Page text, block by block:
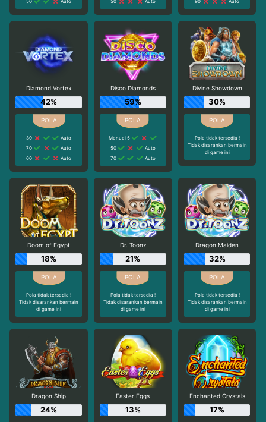
Diamond Vortex
42%
30
Auto
70
Auto
60
Auto
Disco Diamonds
59%
Manual 5
50
Auto
70
Auto
Divine Showdown
30%
Pola tidak tersedia !
Tidak disarankan bermain
di game ini
Doom of Egypt
18%
Pola tidak tersedia !
Tidak disarankan bermain
di game ini
Dr. Toonz
21%
Pola tidak tersedia !
Tidak disarankan bermain
di game ini
Dragon Maiden
32%
Pola tidak tersedia !
Tidak disarankan bermain
di game ini
Dragon Ship
24%
Easter Eggs
13%
Enchanted Crystals
17%